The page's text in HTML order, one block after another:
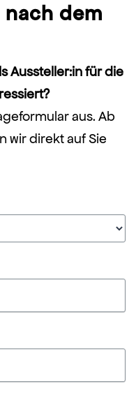
dem
Aussteller:in für die
aus. Ab
wir direkt auf Sie